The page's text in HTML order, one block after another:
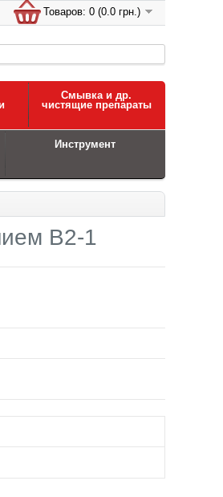
Товаров: 0 (0.0 грн.)
Смывка и др.
чистящие препараты
Инструмент
B2-1